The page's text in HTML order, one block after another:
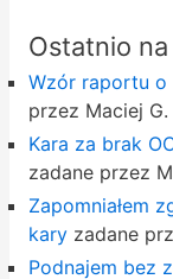
Ostatnio
Wzór raportu o
przez Maciej G.
Kara za brak
zadane przez
Zapomniałem
karyzadane
Podnajem bez